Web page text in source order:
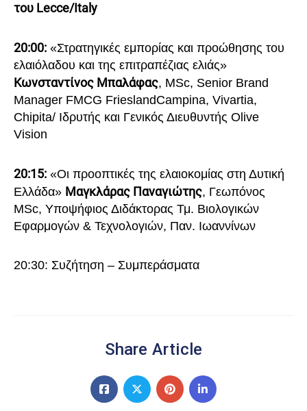
του Lecce/Italy
20:00: «Στρατηγικές εμπορίας και προώθησης του
ελαιόλαδου και της επιτραπέζιας ελιάς»
Κωνσταντίνος Μπαλάφας, MSc, Senior Brand
Manager FMCG FrieslandCampina, Vivartia,
Chipita/ Ιδρυτής και Γενικός Διευθυντής Olive
Vision
20:15: «Οι προοπτικές της ελαιοκομίας στη Δυτική
Ελλάδα» Μαγκλάρας Παναγιώτης, Γεωπόνος
MSc, Υποψήφιος Διδάκτορας Τμ. Βιολογικών
Εφαρμογών & Τεχνολογιών, Παν. Ιωαννίνων
20:30: Συζήτηση – Συμπεράσματα
Share Article